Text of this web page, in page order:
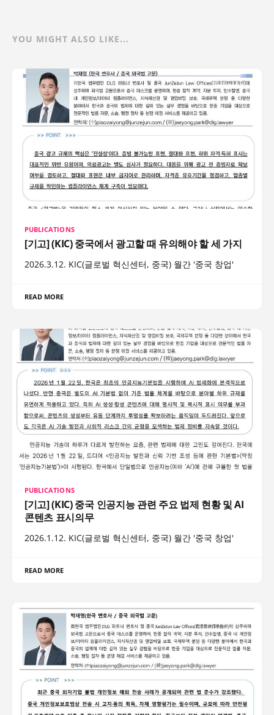
YOU MIGHT ALSO LIKE...
PUBLICATIONS
[기고] (KIC) 중국에서 광고할 때 유의해야 할 세 가지
2026.3.12. KIC(글로벌 혁신센터, 중국) 월간 '중국 창업'
READ MORE
PUBLICATIONS
[기고] (KIC) 중국 인공지능 관련 주요 법제 현황 및 AI
콘텐츠 표시의무
2026.1.12. KIC(글로벌 혁신센터, 중국) 월간 '중국 창업'
READ MORE